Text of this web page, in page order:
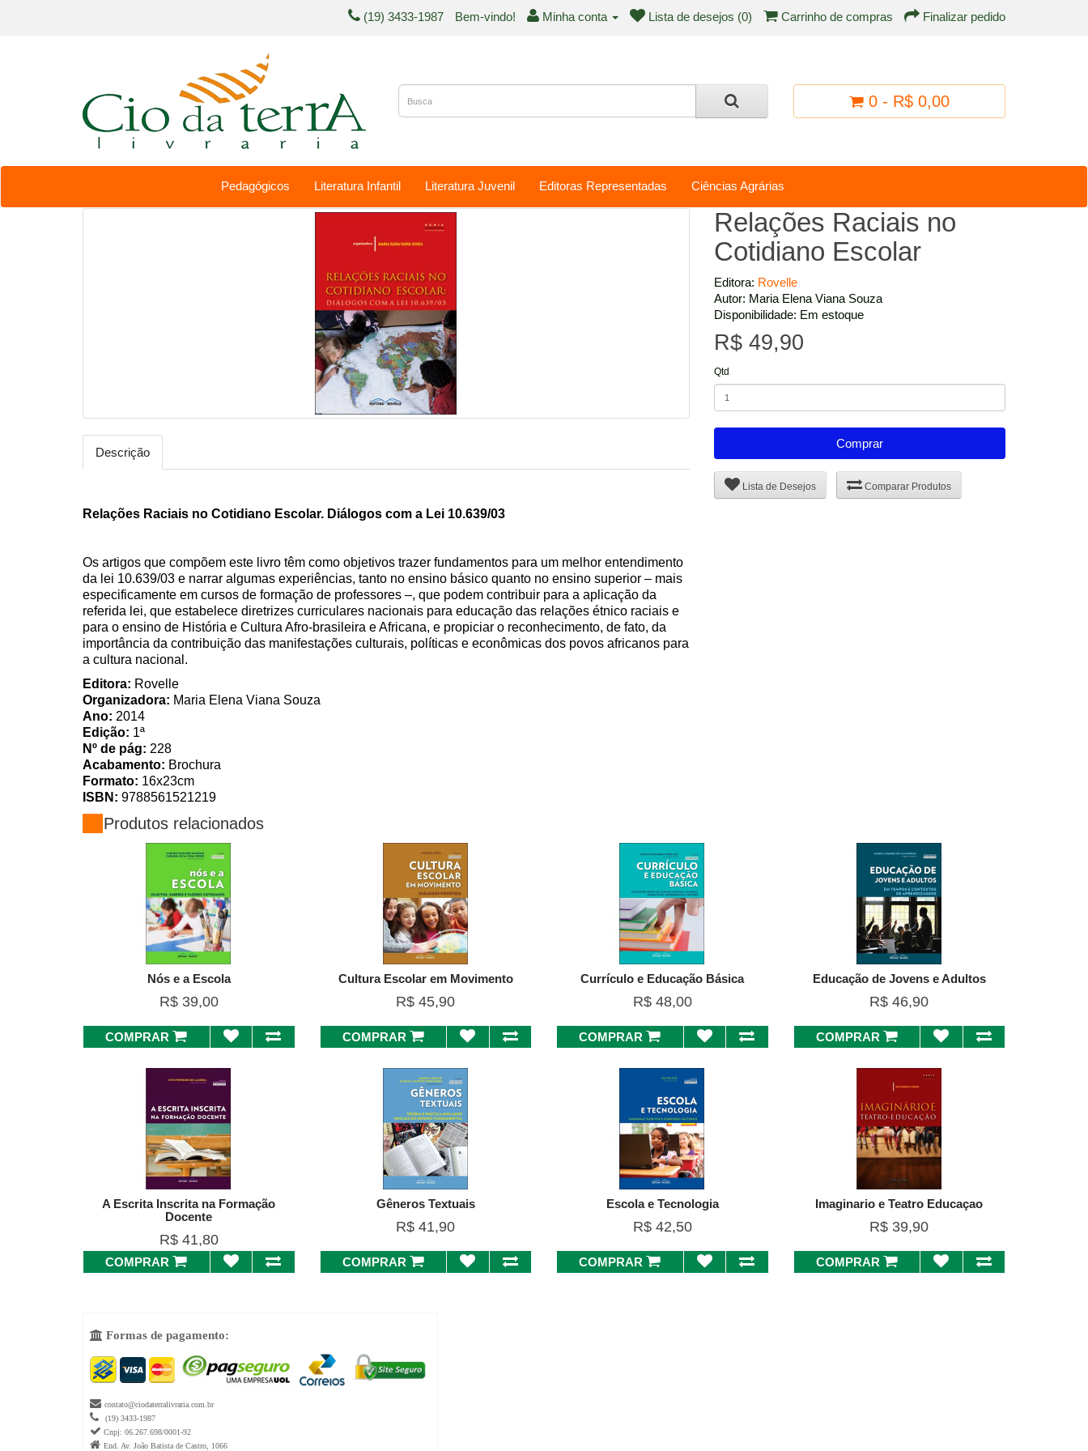
(19) 3433-1987 Bem-vindo! Minha conta Lista de desejos (0) Carrinho de compras Finalizar pedido
0 - R$ 0,00
Pedagógicos Literatura Infantil Literatura Juvenil Editoras Representadas Ciências Agrárias
Descrição
Relações Raciais no Cotidiano Escolar. Diálogos com a Lei 10.639/03
Os artigos que compõem este livro têm como objetivos trazer fundamentos para um melhor entendimento
da lei 10.639/03 e narrar algumas experiências, tanto no ensino básico quanto no ensino superior – mais
especificamente em cursos de formação de professores –, que podem contribuir para a aplicação da
referida lei, que estabelece diretrizes curriculares nacionais para educação das relações étnico raciais e
para o ensino de História e Cultura Afro-brasileira e Africana, e propiciar o reconhecimento, de fato, da
importância da contribuição das manifestações culturais, políticas e econômicas dos povos africanos para
a cultura nacional.
Editora: Rovelle
Organizadora: Maria Elena Viana Souza
Ano: 2014
Edição: 1ª
Nº de pág: 228
Acabamento: Brochura
Formato: 16x23cm
ISBN: 9788561521219
Relações Raciais no
Cotidiano Escolar
Editora: Rovelle
Autor: Maria Elena Viana Souza
Disponibilidade: Em estoque
R$ 49,90
Qtd
Comprar
Lista de Desejos Comparar Produtos
Produtos relacionados
Nós e a Escola
R$ 39,00
COMPRAR
Cultura Escolar em Movimento
R$ 45,90
COMPRAR
Currículo e Educação Básica
R$ 48,00
COMPRAR
Educação de Jovens e Adultos
R$ 46,90
COMPRAR
A Escrita Inscrita na Formação
Docente
R$ 41,80
COMPRAR
Gêneros Textuais
R$ 41,90
COMPRAR
Escola e Tecnologia
R$ 42,50
COMPRAR
Imaginario e Teatro Educaçao
R$ 39,90
COMPRAR
 Formas de pagamento:
 contato@ciodaterralivraria.com.br
 (19) 3433-1987
 Cnpj: 06.267.698/0001-92
 End. Av. João Batista de Castro, 1066